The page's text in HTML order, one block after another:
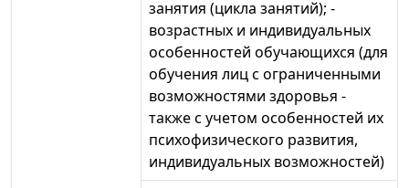
занятия (цикла занятий); -
возрастных и индивидуальных
особенностей обучающихся (для
обучения лиц с ограниченными
возможностями здоровья -
также с учетом особенностей их
психофизического развития,
индивидуальных возможностей)